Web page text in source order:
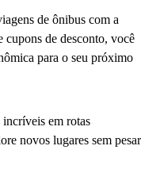
de ônibus com a
cupons de desconto, você
para o seu próximo
incríveis em rotas
novos lugares sem pesar